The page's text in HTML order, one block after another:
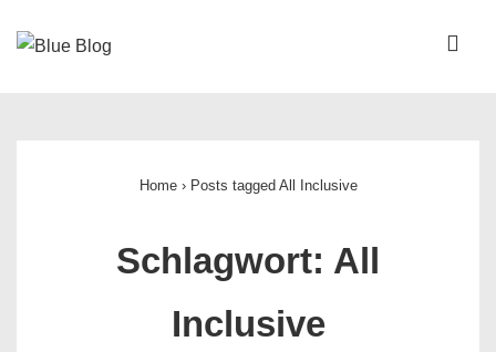
Zum
Home › Posts tagged All Inclusive
Schlagwort: All
Inclusive